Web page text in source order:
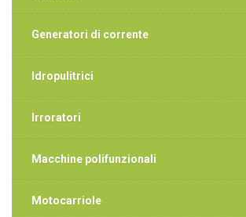
Generatori di corrente
Idropulitrici
Irroratori
Macchine polifunzionali
Motocarriole